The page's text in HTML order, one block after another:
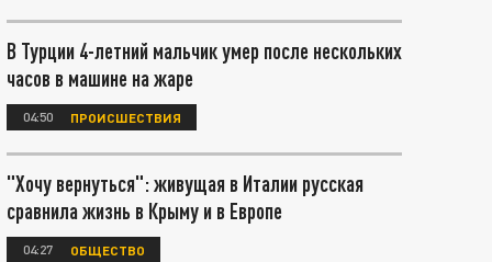
В Турции 4-летний мальчик умер после нескольких
часов в машине на жаре
04:50 ПРОИСШЕСТВИЯ
"Хочу вернуться": живущая в Италии русская
сравнила жизнь в Крыму и в Европе
04:27 ОБЩЕСТВО